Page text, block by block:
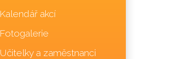
Kalendář akcí
Fotogalerie
Učitelky a zaměstnanci